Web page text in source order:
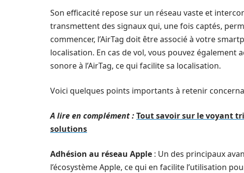
Son efficacité repose sur un réseau vaste et
transmettent des signaux qui, une fois captés,
commencer, l’AirTag doit être associé à votre
localisation. En cas de vol, vous pouvez
sonore à l’AirTag, ce qui facilite sa localisation.
Voici quelques points importants à retenir
A lire en complément :Tout savoir sur le voyant
solutions
Adhésion au réseau Apple : Un des principaux
l’écosystème Apple, ce qui en facilite l’utilisation